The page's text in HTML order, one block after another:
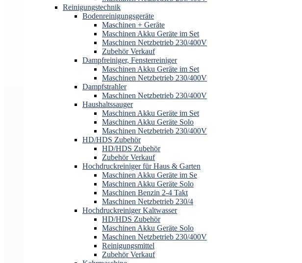
Reinigungstechnik
Bodenreinigungsgeräte
Maschinen + Geräte
Maschinen Akku Geräte im Set
Maschinen Netzbetrieb 230/400V
Zubehör Verkauf
Dampfreiniger, Fensterreiniger
Maschinen Akku Geräte im Set
Maschinen Netzbetrieb 230/400V
Dampfstrahler
Maschinen Netzbetrieb 230/400V
Haushaltssauger
Maschinen Akku Geräte im Set
Maschinen Akku Geräte Solo
Maschinen Netzbetrieb 230/400V
HD/HDS Zubehör
HD/HDS Zubehör
Zubehör Verkauf
Hochdruckreiniger für Haus & Garten
Maschinen Akku Geräte im Se
Maschinen Akku Geräte Solo
Maschinen Benzin 2-4 Takt
Maschinen Netzbetrieb 230/4
Hochdruckreiniger Kaltwasser
HD/HDS Zubehör
Maschinen Akku Geräte Solo
Maschinen Netzbetrieb 230/400V
Reinigungsmittel
Zubehör Verkauf